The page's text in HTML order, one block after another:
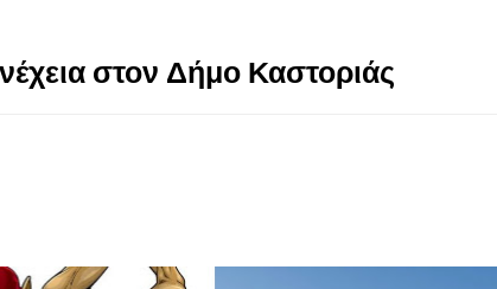
στον Δήμο Καστοριάς